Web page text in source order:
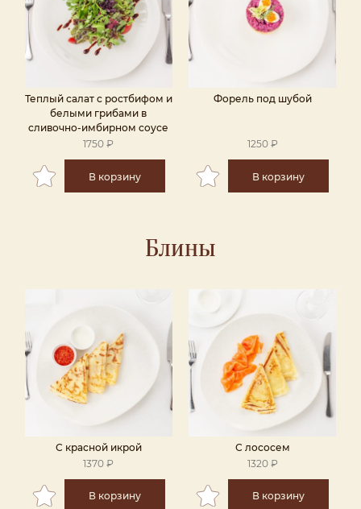
Теплый салат с ростбифом и
белыми грибами в
сливочно-имбирном соусе
1750 ₽
В корзину
Форель под шубой
1250 ₽
В корзину
Блины
С красной икрой
1370 ₽
В корзину
С лососем
1320 ₽
В корзину